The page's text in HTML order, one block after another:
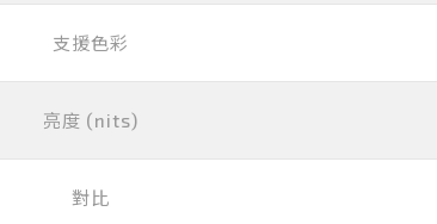
支援色彩
亮度 (nits)
對比